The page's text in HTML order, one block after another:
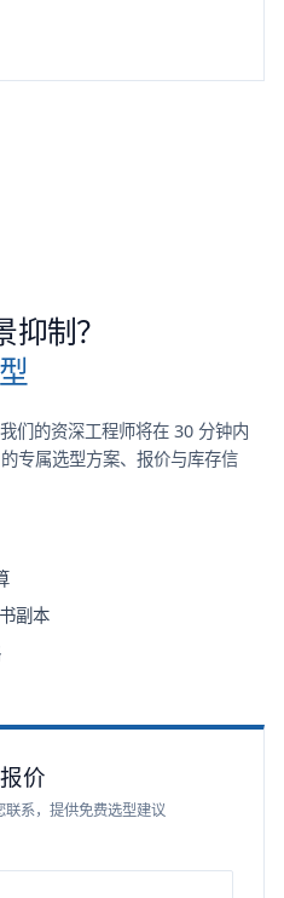
抑制？
们的资深工程师将在 30 分钟内
的专属选型方案、报价与库存信
副本
价
系，提供免费选型建议